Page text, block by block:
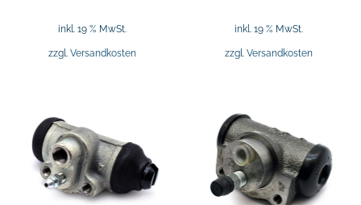
inkl. 19 % MwSt.
zzgl. Versandkosten
inkl. 19 % MwSt.
zzgl. Versandkosten